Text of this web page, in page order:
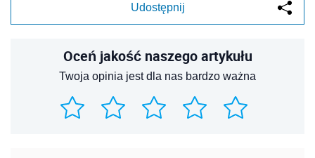
Udostępnij
Oceń jakość naszego artykułu
Twoja opinia jest dla nas bardzo ważna